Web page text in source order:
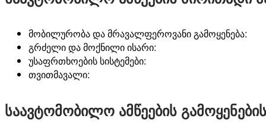
მობილურობადამრავალფეროვანიგამოყენება:
გრძელიდამოქნილიისარი:
უსაფრთხოების სისტემები:
თვითმავალი:
საავტომობილო ამწეების